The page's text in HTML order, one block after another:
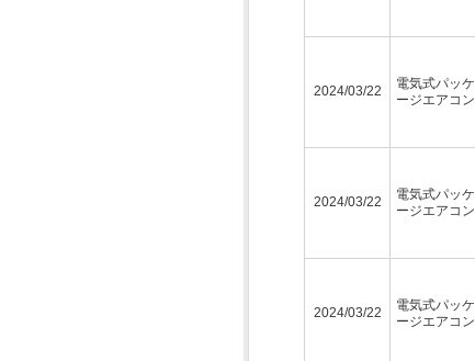
2024/03/22
電気式パッケ
ージエアコン
2024/03/22
電気式パッケ
ージエアコン
2024/03/22
電気式パッケ
ージエアコン